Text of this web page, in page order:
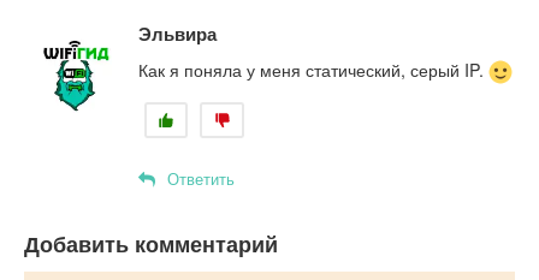
Эльвира
Как я поняла у меня статический, серый IP.
Ответить
Добавить комментарий